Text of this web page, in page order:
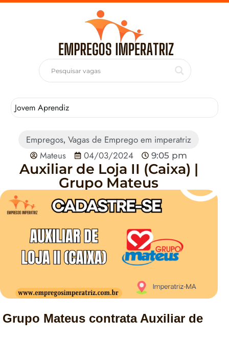
Jovem Aprendiz
Empregos,Vagas de Emprego em imperatriz
Mateus
04/03/2024 9:05 pm
Auxiliar de Loja II (Caixa) |
Grupo Mateus
Grupo Mateus contrata Auxiliar de